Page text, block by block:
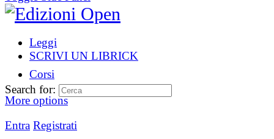
Leggi
SCRIVI UN LIBRICK
Corsi
More options
Entra Registrati
Search for: